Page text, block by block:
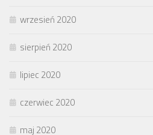
wrzesień 2020
sierpień 2020
lipiec 2020
czerwiec 2020
maj 2020